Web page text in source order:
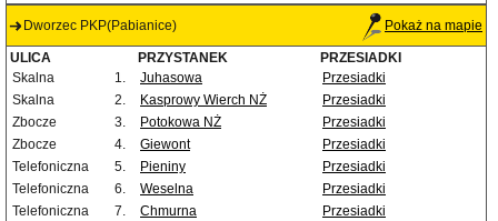
Dworzec PKP(Pabianice) Pokaż na mapie
ULICA PRZYSTANEK
PRZESIADKI
Skalna
1. Juhasowa
Przesiadki
Skalna
2. Kasprowy Wierch NŻ
Przesiadki
Zbocze
3. Potokowa NŻ
Przesiadki
Zbocze
4. Giewont
Przesiadki
Telefoniczna
5. Pieniny
Przesiadki
Telefoniczna
6. Weselna
Przesiadki
Telefoniczna
7. Chmurna
Przesiadki